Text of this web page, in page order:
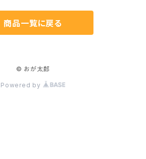
商品一覧に戻る
© おが太郎
Powered by